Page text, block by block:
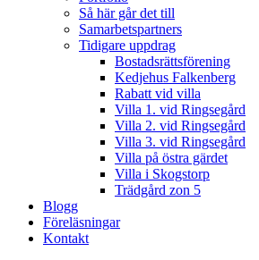
Så här går det till
Samarbetspartners
Tidigare uppdrag
Bostadsrättsförening
Kedjehus Falkenberg
Rabatt vid villa
Villa 1. vid Ringsegård
Villa 2. vid Ringsegård
Villa 3. vid Ringsegård
Villa på östra gärdet
Villa i Skogstorp
Trädgård zon 5
Blogg
Föreläsningar
Kontakt